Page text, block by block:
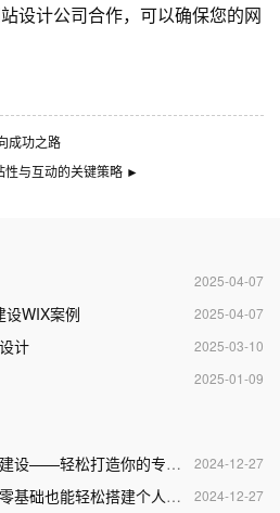
设计公司合作，可以确保您的网
成功之路
与互动的关键策略 ►
2025-04-07
2025-04-07
设WIX案例
2025-03-10
计
2025-01-09
2024-12-27
——轻松打造你的专属网站
2024-12-27
础也能轻松搭建个人网站